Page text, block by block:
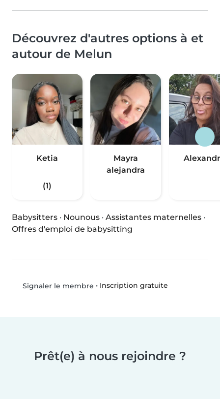
Découvrez d'autres options à et
autour de Melun
Ketia
(1)
Mayra
alejandra
Babysitters · Nounous · Assistantes maternelles ·
Offres d'emploi de babysitting
Signaler le membre • Inscription gratuite
Prêt(e) à nous rejoindre ?